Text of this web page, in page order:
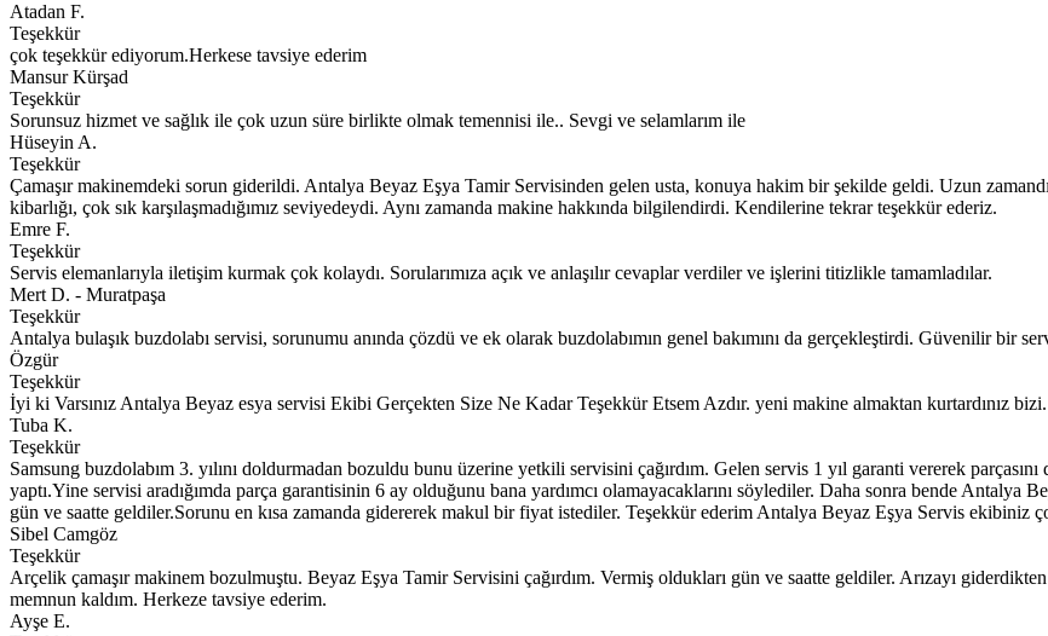
Atadan F.
Teşekkür
çok teşekkür ediyorum.Herkese tavsiye ederim
Mansur Kürşad
Teşekkür
Sorunsuz hizmet ve sağlık ile çok uzun süre birlikte olmak temennisi ile.. Sevgi ve selamlarım ile
Hüseyin A.
Teşekkür
Çamaşır makinemdeki sorun giderildi. Antalya Beyaz Eşya Tamir Servisinden gelen usta, konuya hakim bir şekilde geldi. Uzun
kibarlığı, çok sık karşılaşmadığımız seviyedeydi. Aynı zamanda makine hakkında bilgilendirdi. Kendilerine tekrar teşekkür ederiz.
Emre F.
Teşekkür
Servis elemanlarıyla iletişim kurmak çok kolaydı. Sorularımıza açık ve anlaşılır cevaplar verdiler ve işlerini titizlikle tamamladılar.
Mert D. - Muratpaşa
Teşekkür
Antalya bulaşık buzdolabı servisi, sorunumu anında çözdü ve ek olarak buzdolabımın genel bakımını da gerçekleştirdi. Güvenilir bir
Özgür
Teşekkür
İyi ki Varsınız Antalya Beyaz esya servisi Ekibi Gerçekten Size Ne Kadar Teşekkür Etsem Azdır. yeni makine almaktan kurtardınız bizi.
Tuba K.
Teşekkür
Samsung buzdolabım 3. yılını doldurmadan bozuldu bunu üzerine yetkili servisini çağırdım. Gelen servis 1 yıl garanti vererek
yaptı.Yine servisi aradığımda parça garantisinin 6 ay olduğunu bana yardımcı olamayacaklarını söylediler. Daha sonra bende
gün ve saatte geldiler.Sorunu en kısa zamanda gidererek makul bir fiyat istediler. Teşekkür ederim Antalya Beyaz Eşya Servis ekibiniz
Sibel Camgöz
Teşekkür
Arçelik çamaşır makinem bozulmuştu. Beyaz Eşya Tamir Servisini çağırdım. Vermiş oldukları gün ve saatte geldiler. Arızayı
memnun kaldım. Herkeze tavsiye ederim.
Ayşe E.